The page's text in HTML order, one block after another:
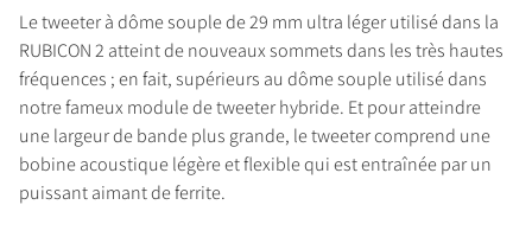
Le tweeter à dôme souple de 29 mm ultra léger utilisé dans la
RUBICON 2 atteint de nouveaux sommets dans les très hautes
fréquences ; en fait, supérieurs au dôme souple utilisé dans
notre fameux module de tweeter hybride. Et pour atteindre
une largeur de bande plus grande, le tweeter comprend une
bobine acoustique légère et flexible qui est entraînée par un
puissant aimant de ferrite.